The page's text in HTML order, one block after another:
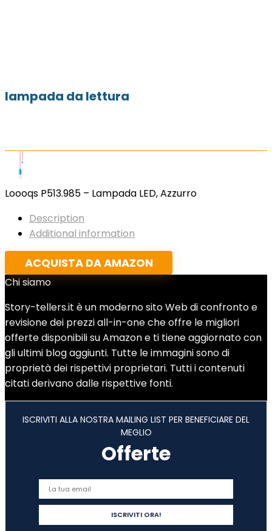
lampada da lettura
Loooqs P513.985 – Lampada LED, Azzurro
Description
Additional information
ACQUISTA DA AMAZON
Chi siamo
Story-tellers.it è un moderno sito Web di confronto e
revisione dei prezzi all-in-one che offre le migliori
offerte disponibili su Amazon e ti tiene aggiornato con
gli ultimi blog aggiunti. Tutte le immagini sono di
proprietà dei rispettivi proprietari. Tutti i contenuti
citati derivano dalle rispettive fonti.
ISCRIVITI ALLA NOSTRA MAILING LIST PER BENEFICIARE DEL
MEGLIO
Offerte